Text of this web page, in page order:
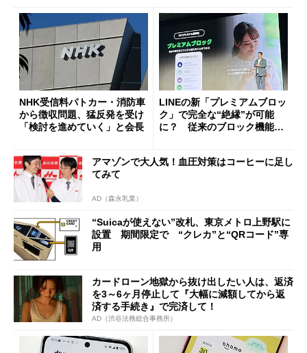
NHK受信料パトカー・消防車
から徴収問題、猛反発を受け
「検討を進めていく」と会長
LINEの新「プレミアムブロッ
ク」で完全な“絶縁”が可能
に？ 従来のブロック機能と
アマゾンで大人気！血圧対策はコーヒーに足し
てみて
AD（森永乳業）
“Suicaが使えない”改札、東京メトロ上野駅に
設置 期間限定で “クレカ”と“QRコード”専
用
カードローン地獄から抜け出したい人は、返済
を3～6ヶ月停止して『大幅に減額してから返
済する手続き』で完済して！
AD（渋谷法務総合事務所）